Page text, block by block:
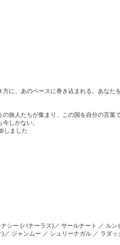
に、あのペースに巻き込まれる。あなた
の旅人たちが集まり、この国を自分の言
しかない。
しました
シー (バナーラス)／ サールナート ／ ル
／ ジャンムー ／ シュリーナガル ／ ラダッ